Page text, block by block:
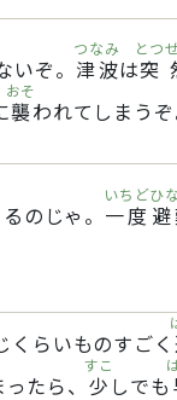
いぞ。 津波
つなみ
は突
とつ
襲
おそ
われてしまうぞ
のじゃ。 一度
いちどひ
くらいものすごく
たら、 少
すこ
しでも